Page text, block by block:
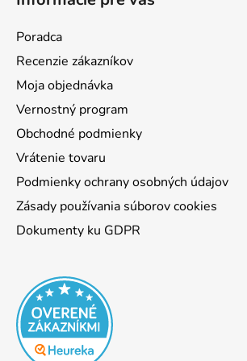
Poradca
Recenzie zákazníkov
Moja objednávka
Vernostný program
Obchodné podmienky
Vrátenie tovaru
Podmienky ochrany osobných údajov
Zásady používania súborov cookies
Dokumenty ku GDPR